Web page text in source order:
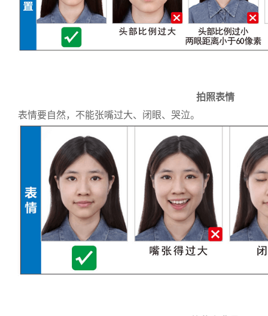
拍照表情
表情要自然，不能张嘴过大、闭眼、哭泣。